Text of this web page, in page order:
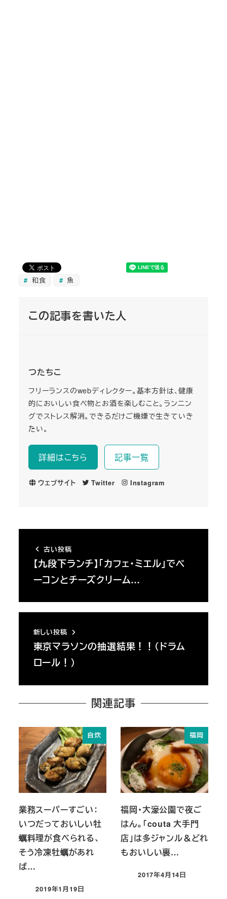
和食 魚
この記事を書いた人
つたちこ
フリーランスのwebディレクター。基本方針は、健康
的においしい食べ物とお酒を楽しむこと。ランニン
グでストレス解消。できるだけご機嫌で生きていき
たい。
詳細はこちら 記事一覧
ウェブサイト Twitter Instagram
古い投稿
【九段下ランチ】「カフェ・ミエル」でベ
ーコンとチーズクリーム…
新しい投稿
東京マラソンの抽選結果！！（ドラム
ロール！）
関連記事
自炊
業務スーパーすごい：
いつだっておいしい牡
蠣料理が食べられる、
そう冷凍牡蠣があれ
ば…
投稿日
2019年1月19日
福岡
福岡・大濠公園で夜ご
はん。「couta 大手門
店」は多ジャンル＆どれ
もおいしい裏…
投稿日
2017年4月14日